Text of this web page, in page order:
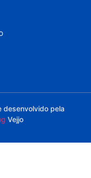
desenvolvido pela
Vejjo